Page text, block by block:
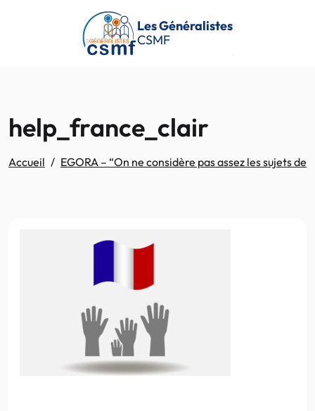
Passer au contenu principal
Les Généralistes
CSMF
help_france_clair
Accueil EGORA – “On ne considère pas assez les sujets